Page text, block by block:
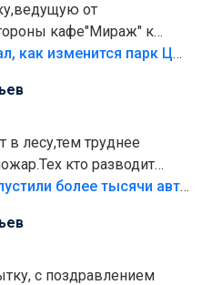
от
кафе"Мираж" к
то бордюры
еще,видимо,часть
Глава Тольятти рассказал, как изменится парк Центрального района
лесу,тем труднее
кто разводит
штрафовать.Камер полно
В тольяттинский лес не пустили более тысячи автомобилей
с поздравлением